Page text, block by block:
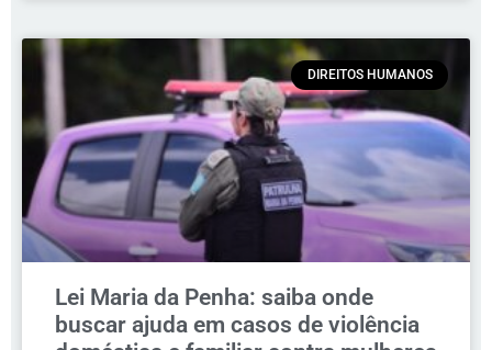
DIREITOS HUMANOS
Lei Maria da Penha: saiba onde
buscar ajuda em casos de violência